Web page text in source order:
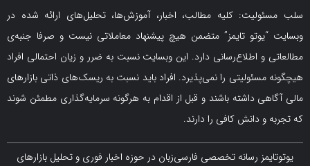
کلیه مطالب، اخبار، آموزش‌ها، تحلیل‌های ارائه شده در
تایمز” متضمن هیچ پیشنهاد معاملاتی نیست و صرفا جنبه‌ی
اطلاع‌رسانی دارد. این وبسایت نسبت به ضرر و زیان احتمالی افراد
را نمی‌پذیرد. افراد باید نسبت به ریسک‌های ذاتی بازارهای
داشته باشند و قبل از اقدام به هرگونه سرمایه‌گذاری مطمئن شوند
دانش کافی را دارند.
رسانه تخصصی فارسی‌زبان در حوزه اخبار فوری و تحلیل بازارهای